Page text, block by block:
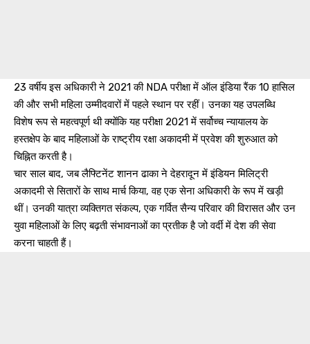
23 वर्षीय इस अधिकारी ने 2021 की NDA परीक्षा में ऑल इंडिया रैंक 10 हासिल
की और सभी महिला उम्मीदवारों में पहले स्थान पर रहीं। उनका यह उपलब्धि
विशेष रूप से महत्वपूर्ण थी क्योंकि यह परीक्षा 2021 में सर्वोच्च न्यायालय के
हस्तक्षेप के बाद महिलाओं के राष्ट्रीय रक्षा अकादमी में प्रवेश की शुरुआत को
चिह्नित करती है।
चार साल बाद, जब लैफ्टिनेंट शानन ढाका ने देहरादून में इंडियन मिलिट्री
अकादमी से सितारों के साथ मार्च किया, वह एक सेना अधिकारी के रूप में खड़ी
थीं। उनकी यात्रा व्यक्तिगत संकल्प, एक गर्वित सैन्य परिवार की विरासत और उन
युवा महिलाओं के लिए बढ़ती संभावनाओं का प्रतीक है जो वर्दी में देश की सेवा
करना चाहती हैं।